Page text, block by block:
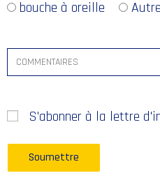
bouche à oreille
S'abonner à la lettre